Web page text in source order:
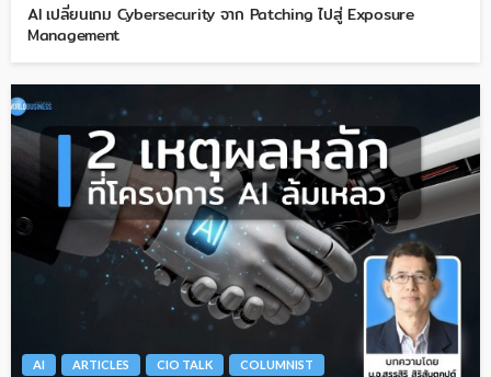
AI เปลี่ยนเกม Cybersecurity จาก Patching ไปสู่ Exposure
Management
AI ARTICLES CIO TALK
COLUMNIST